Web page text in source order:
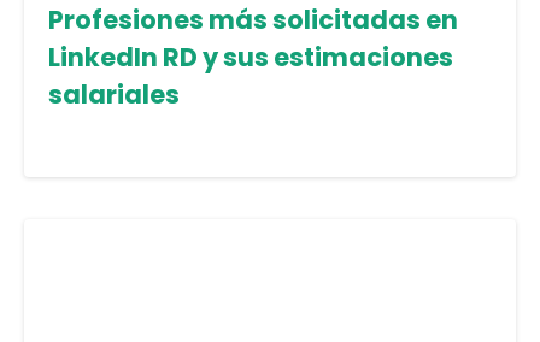
Profesiones más solicitadas en
LinkedIn RD y sus estimaciones
salariales